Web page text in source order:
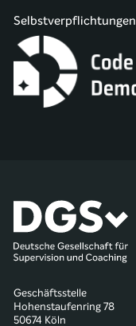
Selbstverpflichtungen
Geschäftsstelle
Hohenstaufenring 78
50674 Köln